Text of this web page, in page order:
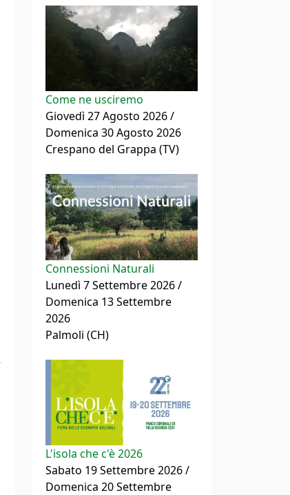
Come ne usciremo
Giovedì 27 Agosto 2026 /
Domenica 30 Agosto 2026
Crespano del Grappa (TV)
Connessioni Naturali
Lunedì 7 Settembre 2026 /
Domenica 13 Settembre
2026
Palmoli (CH)
L'isola che c'è 2026
Sabato 19 Settembre 2026 /
Domenica 20 Settembre